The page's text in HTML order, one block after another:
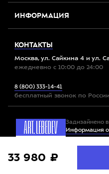
ИНФОРМАЦИЯ
КОНТАКТЫ
Москва, ул. Сайкина 4 и ул.
ежедневно с 10:00 до 24:00
8 (800) 333-14-41
бесплатный звонок по России
Задизайнено в
Информация о
Все права защищены. 2012-
сайтом, вы соглашаетесь с
33 980 ₽